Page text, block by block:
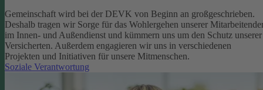
Gemeinschaft wird bei der DEVK von Beginn an großgeschrieben.
Deshalb tragen wir Sorge für das Wohlergehen unserer
im Innen- und Außendienst und kümmern uns um den Schutz unserer
Versicherten. Außerdem engagieren wir uns in verschiedenen
Projekten und Initiativen für unsere Mitmenschen.
Soziale Verantwortung